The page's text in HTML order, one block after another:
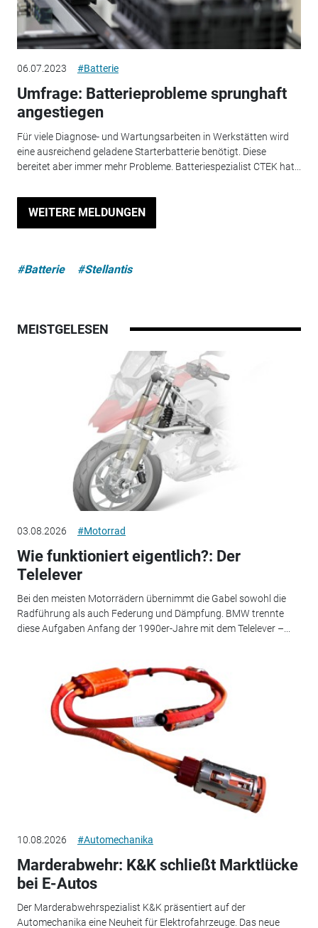
06.07.2023 #Batterie
Umfrage: Batterieprobleme sprunghaft
angestiegen
Für viele Diagnose- und Wartungsarbeiten in Werkstätten wird
eine ausreichend geladene Starterbatterie benötigt. Diese
bereitet aber immer mehr Probleme. Batteriespezialist CTEK hat...
WEITERE MELDUNGEN
#Batterie #Stellantis
MEISTGELESEN
03.08.2026 #Motorrad
Wie funktioniert eigentlich?: Der
Telelever
Bei den meisten Motorrädern übernimmt die Gabel sowohl die
Radführung als auch Federung und Dämpfung. BMW trennte
diese Aufgaben Anfang der 1990er-Jahre mit dem Telelever –...
10.08.2026 #Automechanika
Marderabwehr: K&K schließt Marktlücke
bei E-Autos
Der Marderabwehrspezialist K&K präsentiert auf der
Automechanika eine Neuheit für Elektrofahrzeuge. Das neue